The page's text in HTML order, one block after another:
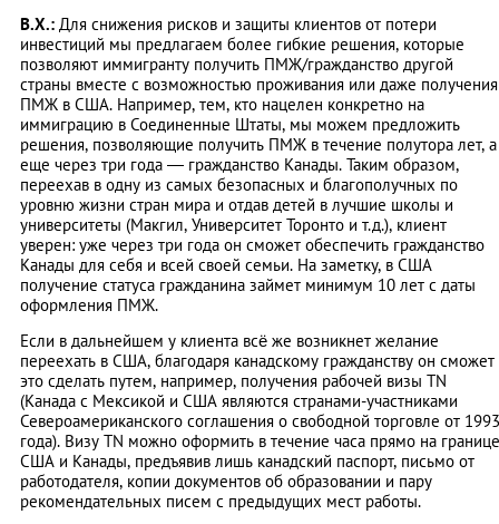
В.Х.: Для снижения рисков и защиты клиентов от потери
инвестиций мы предлагаем более гибкие решения, которые
позволяют иммигранту получить ПМЖ/гражданство другой
страны вместе с возможностью проживания или даже получения
ПМЖ в США. Например, тем, кто нацелен конкретно на
иммиграцию в Соединенные Штаты, мы можем предложить
решения, позволяющие получить ПМЖ в течение полутора лет, а
еще через три года — гражданство Канады. Таким образом,
переехав в одну из самых безопасных и благополучных по
уровню жизни стран мира и отдав детей в лучшие школы и
университеты (Макгил, Университет Торонто и т.д.), клиент
уверен: уже через три года он сможет обеспечить гражданство
Канады для себя и всей своей семьи. На заметку, в США
получение статуса гражданина займет минимум 10 лет с даты
оформления ПМЖ.
Если в дальнейшем у клиента всё же возникнет желание
переехать в США, благодаря канадскому гражданству он сможет
это сделать путем, например, получения рабочей визы ТN
(Канадa с Мексикой и США являются странами-участниками
Североамериканского соглашения о свободной торговле от 1993
года). Визу ТN можно оформить в течение часа прямо на границе
США и Канады, предъявив лишь канадский паспорт, письмо от
работодателя, копии документов об образовании и пару
рекомендательных писем с предыдущих мест работы.